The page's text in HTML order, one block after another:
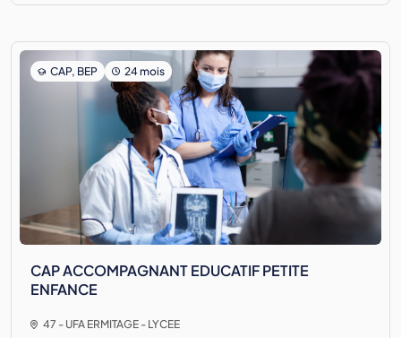
CAP, BEP 24 mois
CAP ACCOMPAGNANT EDUCATIF PETITE
ENFANCE
47 - UFA ERMITAGE - LYCEE